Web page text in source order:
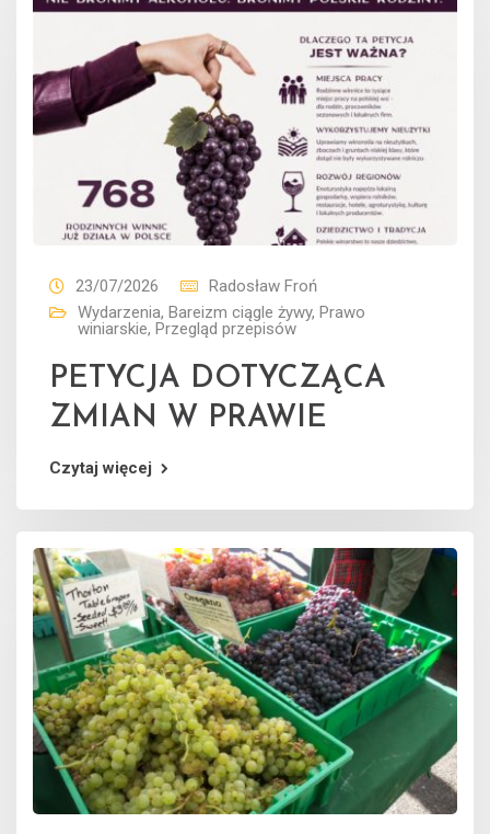
23/07/2026
Radosław Froń
Wydarzenia, Bareizm ciągle żywy, Prawo
winiarskie, Przegląd przepisów
PETYCJA DOTYCZĄCA
ZMIAN W PRAWIE
Czytaj więcej